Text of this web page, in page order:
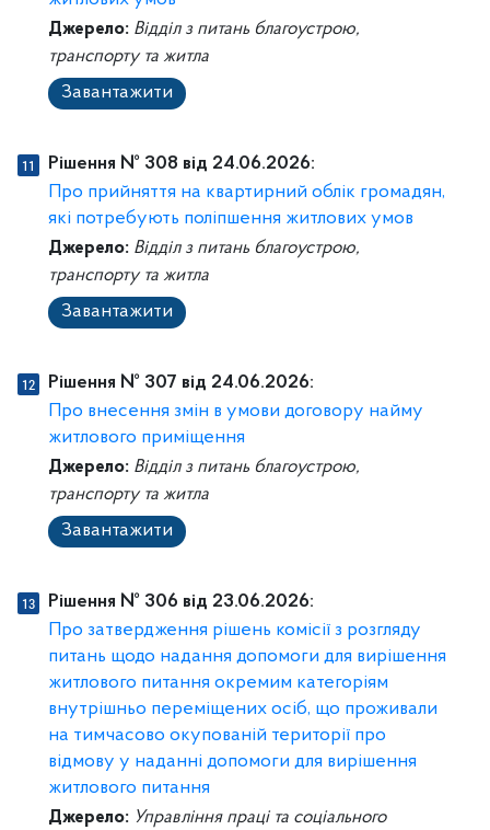
Джерело: Відділ з питань благоустрою,
транспорту та житла
Завантажити
Рішення № 308 від 24.06.2026:
Про прийняття на квартирний облік громадян,
які потребують поліпшення житлових умов
Джерело: Відділ з питань благоустрою,
транспорту та житла
Завантажити
Рішення № 307 від 24.06.2026:
Про внесення змін в умови договору найму
житлового приміщення
Джерело: Відділ з питань благоустрою,
транспорту та житла
Завантажити
Рішення № 306 від 23.06.2026:
Про затвердження рішень комісії з розгляду
питань щодо надання допомоги для вирішення
житлового питання окремим категоріям
внутрішньо переміщених осіб, що проживали
на тимчасово окупованій території про
відмову у наданні допомоги для вирішення
житлового питання
Джерело: Управління праці та соціального